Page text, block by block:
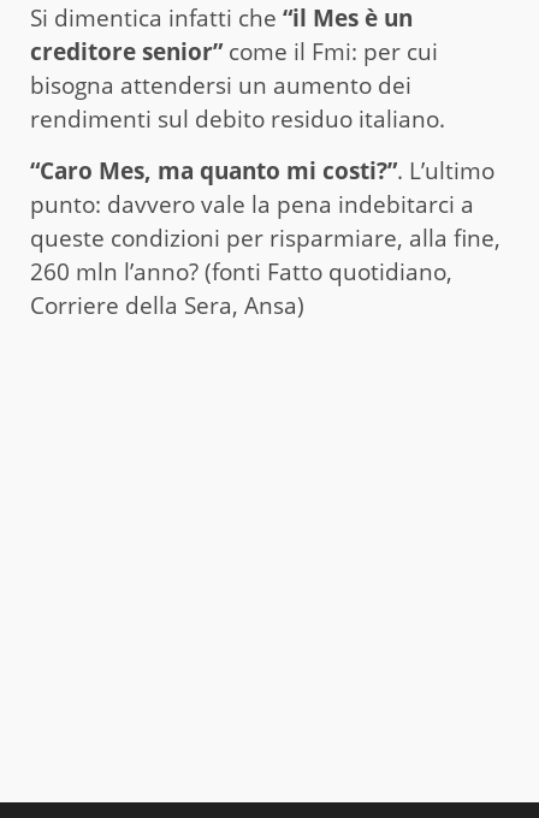
Si dimentica infatti che “il Mes è un
creditore senior” come il Fmi: per cui
bisogna attendersi un aumento dei
rendimenti sul debito residuo italiano.
“Caro Mes, ma quanto mi costi?”. L’ultimo
punto: davvero vale la pena indebitarci a
queste condizioni per risparmiare, alla fine,
260 mln l’anno? (fonti Fatto quotidiano,
Corriere della Sera, Ansa)